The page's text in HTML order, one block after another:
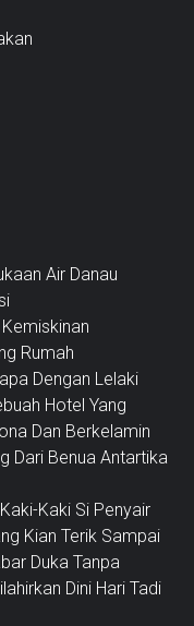
Air Danau
Rumah
Dengan Lelaki
Hotel Yang
Dan Berkelamin
Dari Benua Antartika
Kaki Si Penyair
Kian Terik Sampai
Duka Tanpa
Dini Hari Tadi